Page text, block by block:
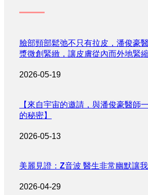
臉部頸部鬆弛不只有拉皮，潘俊豪
漿微創緊緻，讓皮膚從內而外地緊
2026-05-19
【來自宇宙的邀請，與潘俊豪醫師
的秘密】
2026-05-13
美麗見證：Z音波 醫生非常幽默讓
2026-04-29